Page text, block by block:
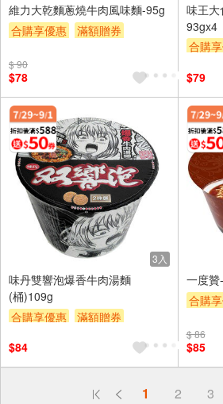
維力大乾麵蔥燒牛肉風味麵-95g
合購享優惠
滿額贈券
$ 90
$78
味王大
93gx4
合購
$79
3入
味丹雙響泡爆香牛肉湯麵
(桶)109g
合購享優惠
滿額贈券
$84
一度
合購
$ 86
$85
1 2 3
偏遠地區配送